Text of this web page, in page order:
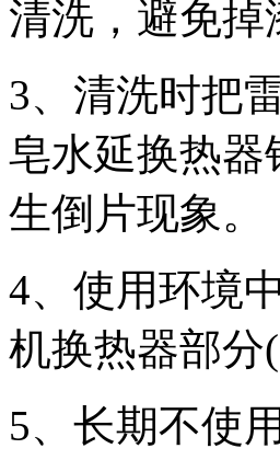
清洗，避免掉
3、清洗时把
皂水延换热器
生倒片现象。
4、使用环境
机换热器部分
5、长期不使